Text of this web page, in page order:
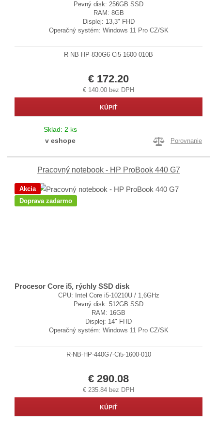
Pevný disk: 256GB SSD
RAM: 8GB
Displej: 13,3" FHD
Operačný systém: Windows 11 Pro CZ/SK
R-NB-HP-830G6-Ci5-1600-010B
€ 172.20
€ 140.00 bez DPH
KÚPIŤ
Sklad: 2 ks
v eshope
Porovnanie
Pracovný notebook - HP ProBook 440 G7
Akcia
Doprava zadarmo
Procesor Core i5, rýchly SSD disk
CPU: Intel Core i5-10210U / 1,6GHz
Pevný disk: 512GB SSD
RAM: 16GB
Displej: 14" FHD
Operačný systém: Windows 11 Pro CZ/SK
R-NB-HP-440G7-Ci5-1600-010
€ 290.08
€ 235.84 bez DPH
KÚPIŤ